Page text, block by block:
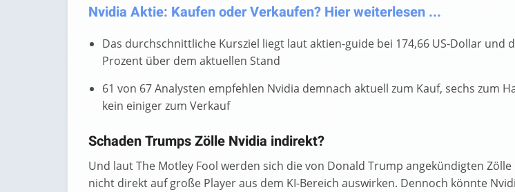
Nvidia Aktie: Kaufen oder Verkaufen? Hier weiterlesen ...
Das durchschnittliche Kursziel liegt laut aktien-guide bei 174,66 US-Dollar und
Prozent über dem aktuellen Stand
61 von 67 Analysten empfehlen Nvidia demnach aktuell zum Kauf, sechs zum
kein einiger zum Verkauf
Schaden Trumps Zölle Nvidia indirekt?
Und laut The Motley Fool werden sich die von Donald Trump angekündigten
nicht direkt auf große Player aus dem KI-Bereich auswirken. Dennoch könnte